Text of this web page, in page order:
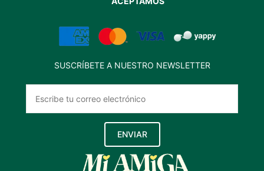
SUSCRÍBETE A NUESTRO NEWSLETTER
ENVIAR